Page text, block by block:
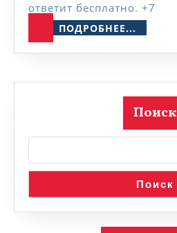
ответит бесплатно. +7
ПОДРОБНЕЕ...
Поиск
Поиск